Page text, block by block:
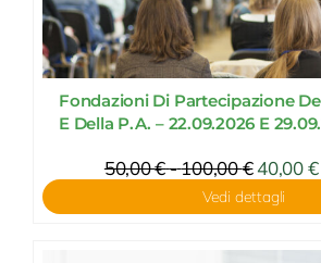
Fondazioni Di Partecipazione
E Della P.A. – 22.09.2026 E
50,00€-100,00€Fascia
di
prezzo:
40,00€
Vedi dettagli